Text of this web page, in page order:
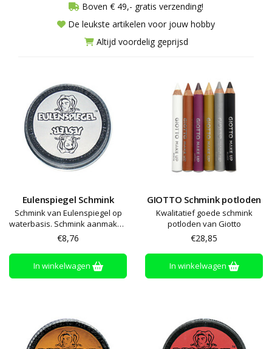
Boven € 49,- gratis verzending!
De leukste artikelen voor jouw hobby
Altijd voordelig geprijsd
Eulenspiegel Schmink
Schmink van Eulenspiegel op
waterbasis. Schmink aanmaken
met een beetje water en
aanbrengen met een spons of
kwast. De kleuren kunnen
worden gemengd en afwassen
met zeep en water
€8,76
In winkelwagen
GIOTTO Schmink potloden
Kwalitatief goede schmink
potloden van Giotto
€28,85
In winkelwagen